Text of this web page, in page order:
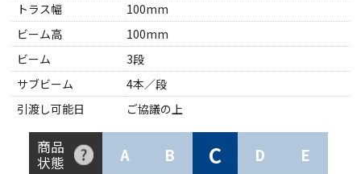
トラス幅
100mm
ビーム高
100mm
ビーム
3段
サブビーム
4本／段
引渡し可能日
ご協議の上
商品
状態
A B C D E